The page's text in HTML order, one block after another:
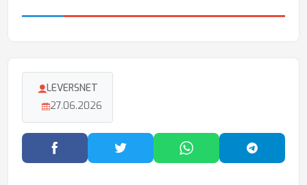
LEVERSNET
27.06.2026
Facebook'ta PaylaşTwitter'da PaylaşWhatsApp'ta Paylaş